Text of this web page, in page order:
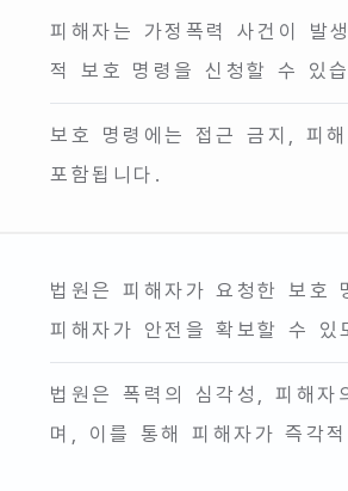
피해자는 가정폭력 사건이 발
적 보호 명령을 신청할 수 있
보호 명령에는 접근 금지, 피
포함됩니다.
법원은 피해자가 요청한 보호
피해자가 안전을 확보할 수 있
법원은 폭력의 심각성, 피해
며, 이를 통해 피해자가 즉각